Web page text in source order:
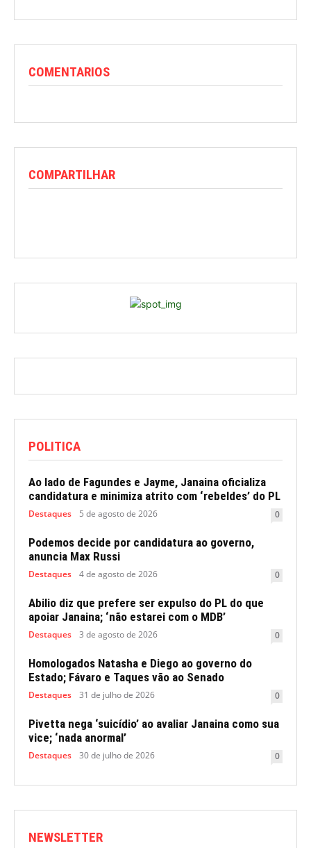
COMENTARIOS
COMPARTILHAR
POLITICA
Ao lado de Fagundes e Jayme, Janaina oficializa
candidatura e minimiza atrito com ‘rebeldes’ do PL
Destaques 5 de agosto de 2026 0
Podemos decide por candidatura ao governo,
anuncia Max Russi
Destaques 4 de agosto de 2026 0
Abilio diz que prefere ser expulso do PL do que
apoiar Janaina; ‘não estarei com o MDB’
Destaques 3 de agosto de 2026 0
Homologados Natasha e Diego ao governo do
Estado; Fávaro e Taques vão ao Senado
Destaques 31 de julho de 2026 0
Pivetta nega ‘suicídio’ ao avaliar Janaina como sua
vice; ‘nada anormal’
Destaques 30 de julho de 2026 0
NEWSLETTER